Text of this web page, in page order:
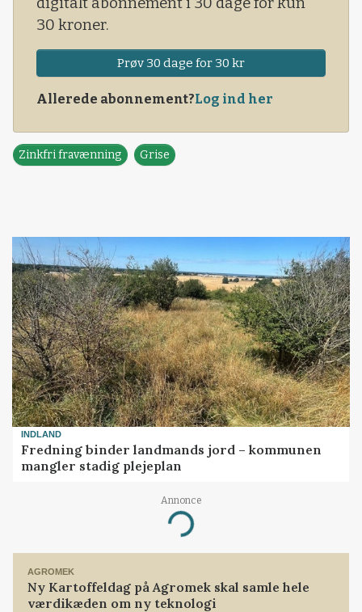
30 kroner.
Prøv 30 dage for 30 kr
Allerede abonnement?Log ind her
Zinkfri fravænning Grise
INDLAND
Fredning binder landmands jord – kommunen
mangler stadig plejeplan
Annonce
Loading...
AGROMEK
Ny Kartoffeldag på Agromek skal samle hele
værdikæden om ny teknologi